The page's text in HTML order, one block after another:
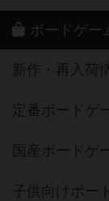
ボードゲー
新作・再入荷
定番ボードゲ
国産ボードゲ
子供向けボー